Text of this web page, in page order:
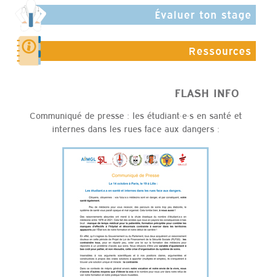
Évaluer ton stage
Ressources
FLASH INFO
Communiqué de presse : les étudiant·e·s en santé et
internes dans les rues face aux dangers :